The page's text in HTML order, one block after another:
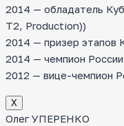
2014 — обладатель
T2, Production))
2014 — призер этапов
2014 — чемпион
2012 — вице-чемпион
Х
Олег УПЕРЕНКО